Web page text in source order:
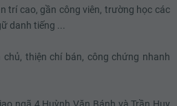
7.28 tỷ
trí cao, gần công viên, trường học các
danh tiếng ...
chủ, thiện chí bán, công chứng nhanh
ngã 4 Huỳnh Văn Bánh và Trần Huy